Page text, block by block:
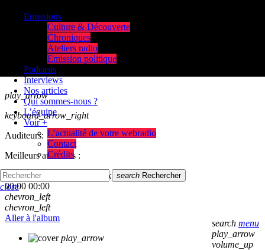
play_arrow
keyboard_arrow_right
Auditeurs:
Meilleurs auditeurs :
skip_previous
skip_next
00:00 00:00
chevron_left
chevron_left
Aller à l'album
play_arrow
Emissions
Culture & Découverte
Chroniques
Ateliers radio
Emission politique
Podcasts
Interviews
Nos articles
Qui sommes-nous ?
L’équipe
Voir +
L’actualité de votre webradio
Contact
Crédits
search menu
play_arrow
volume_up
search Rechercher
close